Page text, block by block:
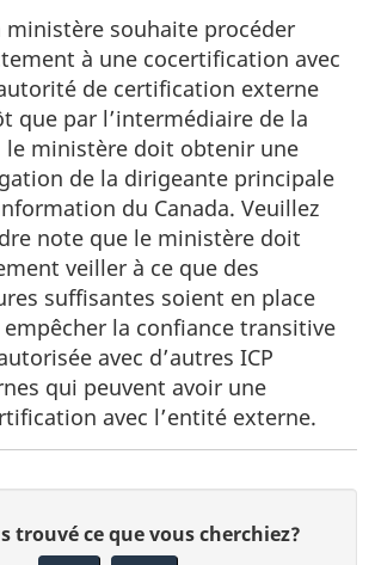
ministère souhaite procéder
à une cocertification avec
de certification externe
que par l’intermédiaire de la
le ministère doit obtenir une
de la dirigeante principale
du Canada. Veuillez
note que le ministère doit
veiller à ce que des
suffisantes soient en place
la confiance transitive
avec d’autres ICP
qui peuvent avoir une
avec l’entité externe.
de la note en bas de page
trouvé ce que vous cherchiez?